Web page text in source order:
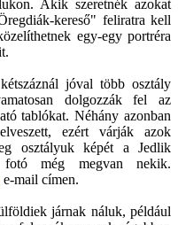
Akik szeretnék azokat
kereső" feliratra kell
egy-egy portréra
jóval több osztály
dolgozzák fel az
tablókat. Néhány azonban
ezért várják azok
osztályuk képét a Jedlik
még megvan nekik.
e-mail címen.
járnak náluk, például